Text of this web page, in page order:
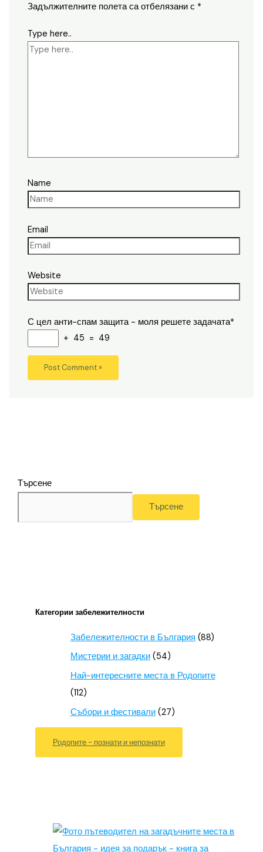
Задължителните полета са отбелязани с *
Type here..
Name
Email
Website
С цел анти-спам защита - моля решете задачата*
+ 45 = 49
Търсене
Търсене
Категории забележителности
Забележителности в България (88)
Мистерии и загадки(54)
Най-интересните места в Родопите
(112)
Събори и фестивали(27)
Родопите - познати и непознати